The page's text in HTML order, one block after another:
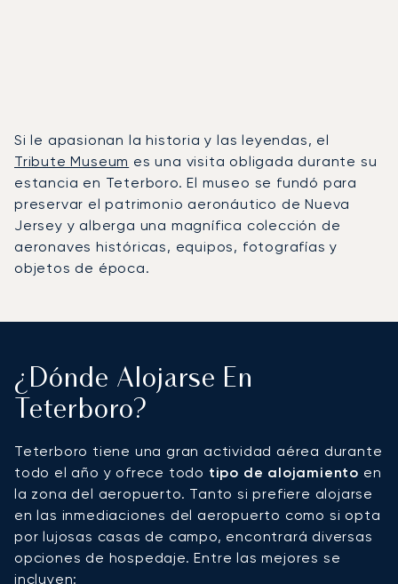
Si le apasionan la historia y las leyendas, el
Tribute Museum es una visita obligada durante su
estancia en Teterboro. El museo se fundó para
preservar el patrimonio aeronáutico de Nueva
Jersey y alberga una magnífica colección de
aeronaves históricas, equipos, fotografías y
objetos de época.
¿Dónde Alojarse En
Teterboro?
Teterboro tiene una gran actividad aérea durante
todo el año y ofrece todo tipo de alojamiento en
la zona del aeropuerto. Tanto si prefiere alojarse
en las inmediaciones del aeropuerto como si opta
por lujosas casas de campo, encontrará diversas
opciones de hospedaje. Entre las mejores se
incluyen: